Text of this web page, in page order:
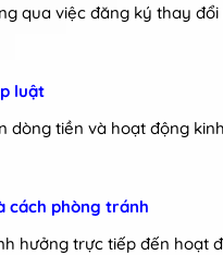
qua việc đăng ký thay
luật
tiền và hoạt động
cách phòng tránh
hưởng trực tiếp đến hoạt